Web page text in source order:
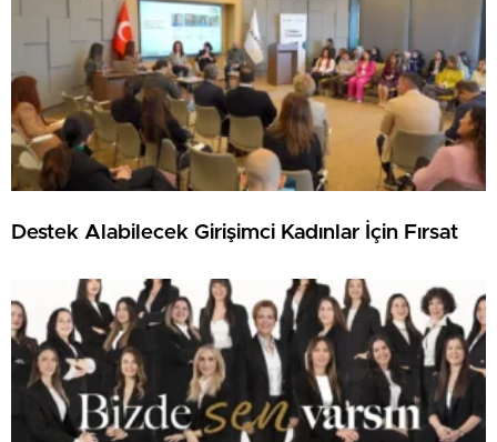
Destek Alabilecek Girişimci Kadınlar İçin Fırsat